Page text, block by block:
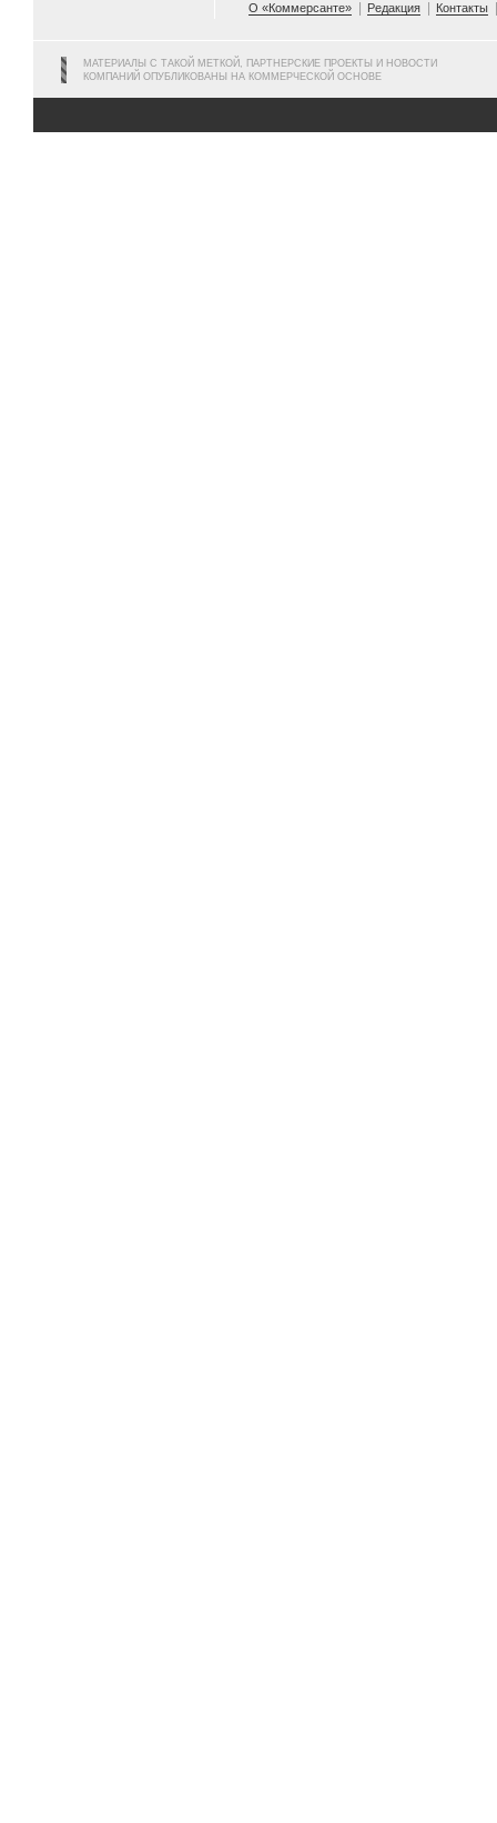
О «Коммерсанте»
Редакция Контакты
МАТЕРИАЛЫ С ТАКОЙ МЕТКОЙ, ПАРТНЕРСКИЕ ПРОЕКТЫ И НОВОСТИ
КОМПАНИЙ ОПУБЛИКОВАНЫ НА КОММЕРЧЕСКОЙ ОСНОВЕ